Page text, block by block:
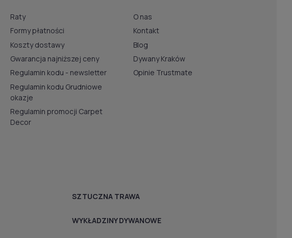
Raty
Formy płatności
Koszty dostawy
Gwarancja najniższej ceny
Regulamin kodu - newsletter
Regulamin kodu Grudniowe
okazje
Regulamin promocji Carpet
Decor
O nas
Kontakt
Blog
Dywany Kraków
Opinie Trustmate
SZTUCZNA TRAWA
WYKŁADZINY DYWANOWE